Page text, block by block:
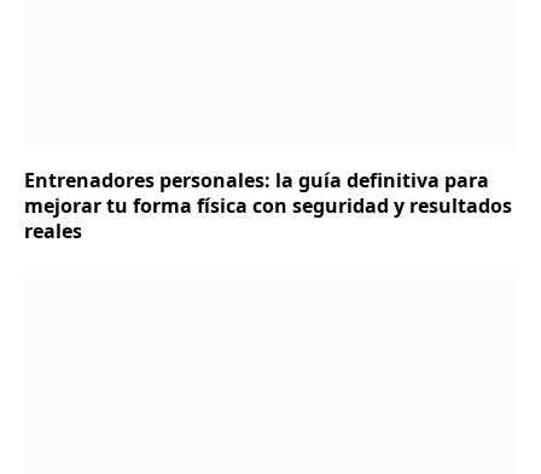
Entrenadores personales: la guía definitiva para
mejorar tu forma física con seguridad y resultados
reales